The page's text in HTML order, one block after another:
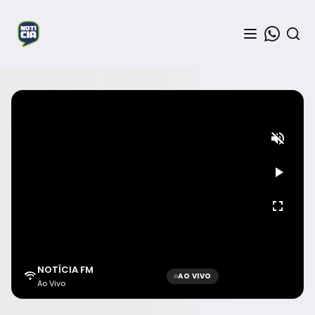
NOTÍCIA FM
Ao Vivo
AO VIVO